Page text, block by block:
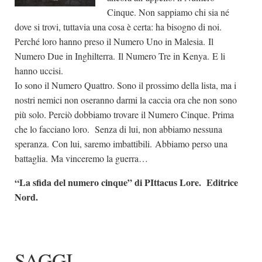
Cinque. Non sappiamo chi sia né
dove si trovi, tuttavia una cosa è certa: ha bisogno di noi.
Perché loro hanno preso il Numero Uno in Malesia. Il
Numero Due in Inghilterra. Il Numero Tre in Kenya. E li
hanno uccisi.
Io sono il Numero Quattro. Sono il prossimo della lista, ma i
nostri nemici non oseranno darmi la caccia ora che non sono
più solo. Perciò dobbiamo trovare il Numero Cinque. Prima
che lo facciano loro. Senza di lui, non abbiamo nessuna
speranza. Con lui, saremo imbattibili. Abbiamo perso una
battaglia. Ma vinceremo la guerra…
“La sfida del numero cinque” di PIttacus Lore. Editrice
Nord.